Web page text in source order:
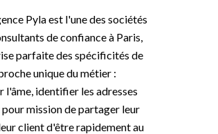
Pyla est l'une des sociétés
de confiance à Paris,
parfaite des spécificités de
unique du métier :
identifier les adresses
mission de partager leur
client d'être rapidement au